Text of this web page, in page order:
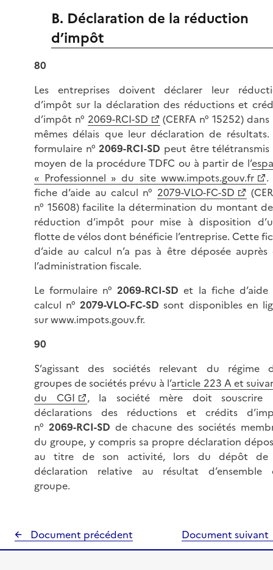
B. Déclaration de la réduction
d’impôt
80
Les entreprises doivent déclarer leur
d’impôt sur la déclaration des réductions et
d’impôt n° 2069-RCI-SD (CERFA n° 15252) dans
mêmes délais que leur déclaration de résultats.
formulaire n°2069-RCI-SD peut être télétransmis
moyen de la procédure TDFC ou à partir de l’
« Professionnel » du site www.impots.gouv.fr
.
fiche d’aide au calcul n° 2079-VLO-FC-SD
n° 15608) facilite la détermination du montant
réduction d’impôt pour mise à disposition
flotte de vélos dont bénéficie l’entreprise. Cette
d’aide au calcul n’a pas à être déposée auprès
l’administration fiscale.
Le formulaire n°2069-RCI-SD et la fiche d’aide
calcul n°2079-VLO-FC-SD sont disponibles en
sur www.impots.gouv.fr.
90
S’agissant des sociétés relevant du régime
groupes de sociétés prévu à l’article 223 A et
du CGI
, la société mère doit souscrire
déclarations des réductions et crédits
n° 2069-RCI-SD de chacune des sociétés
du groupe, y compris sa propre déclaration
au titre de son activité, lors du dépôt de
déclaration relative au résultat d’ensemble
groupe.
Document précédent Document suivant